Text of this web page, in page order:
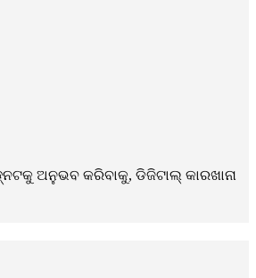
ଅନୁଭବ କରିବାକୁ, ଡିଜିଟାଲ୍ କାରଖାନା